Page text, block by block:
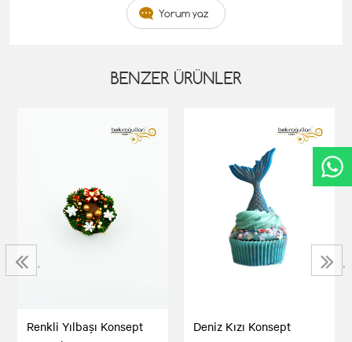
Yorum yaz
BENZER ÜRÜNLER
Renkli Yılbaşı Konsept
Deniz Kızı Konsept
‹ ›